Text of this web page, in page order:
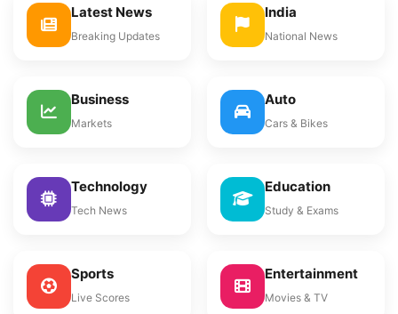
Latest News
Breaking Updates
India
National News
Business
Markets
Auto
Cars & Bikes
Technology
Tech News
Education
Study & Exams
Sports
Live Scores
Entertainment
Movies & TV